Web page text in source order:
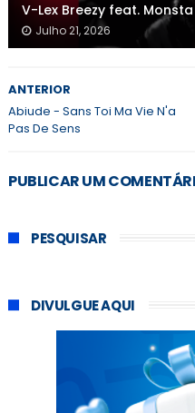
V-Lex Breezy feat.
Julho 21, 2026
ANTERIOR
Abiude - Sans Toi Ma Vie N'a
Pas De Sens
PUBLICAR UM
PESQUISAR
DIVULGUE AQUI